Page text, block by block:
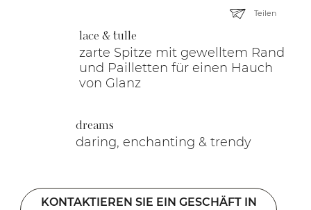
lace & tulle
zarte Spitze mit gewelltem Rand
und Pailletten für einen Hauch
von Glanz
dreams
daring, enchanting & trendy
KONTAKTIEREN SIE EIN GESCHÄFT IN
Teilen